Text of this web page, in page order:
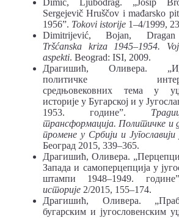
Sergejevič Hruščov i mađarsko
1956”. Tokovi istorije 1–4/1999,
Dimitrijević, Bojan,
Tršćanska kriza1945‒1954.
aspekti. Beograd: ISI, 2009.
Драгишић, Оливера.
политичке
средњовековних тема у
историје у Бугарској и у
1953. године”.
трансформација. Политичке и
промене у Србији и
Београд 2015, 339–365.
Драгишић, Оливера.
Запада и самоперцепција у
штампи 1948–1949.
историје 2/2015, 155–174.
Драгишић, Оливера.
бугарским и југословенским